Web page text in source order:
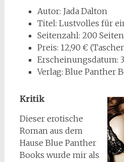
Autor: Jada Dalton
Titel: Lustvolles für
Seitenzahl: 200 Seiten
Preis: 12,90 €
Erscheinungsdatum:
Verlag: Blue Panther
Kritik
Dieser erotische
Roman aus dem
Hause Blue Panther
Books wurde mir als